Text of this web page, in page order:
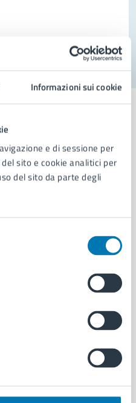
Informazioni sui cookie
e di sessione per
sito e cookie analitici per
del sito da parte degli